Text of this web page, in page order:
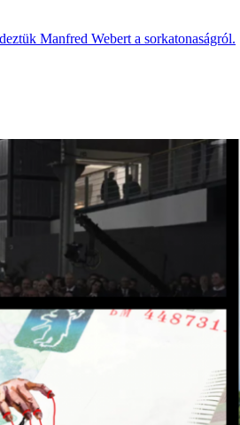
Manfred Webert a sorkatonaságról.